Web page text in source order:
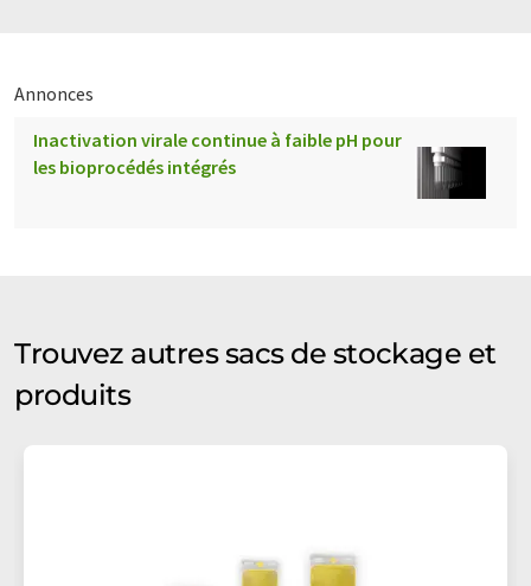
Annonces
Inactivation virale continue à faible pH pour
les bioprocédés intégrés
Trouvez autres sacs de stockage et
produits